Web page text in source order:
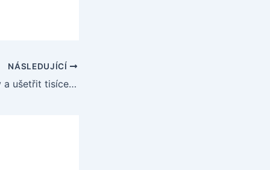
NÁSLEDUJÍCÍ
Jak sloučit půjčky a ušetřit tisíce korun měsíčně – chytrý průvodce konsolidací 2025